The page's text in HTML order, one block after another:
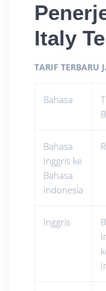
Italy
TARIF TERBARU
Bahasa
Bahasa
Inggris ke
Bahasa
Indonesia
Inggris